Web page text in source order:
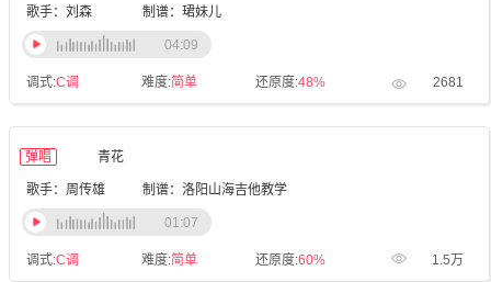
歌手：刘森 制谱：珺妹儿
调式:C调 难度:简单 还原度:48% 2681
04:09
弹唱 青花
歌手：周传雄 制谱：洛阳山海吉他教学
调式:C调 难度:简单 还原度:60% 1.5万
01:07